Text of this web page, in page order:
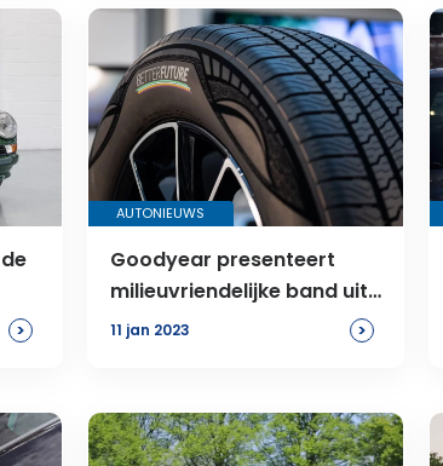
>
AUTONIEUWS
Goodyear presenteert
milieuvriendelijke band uit
soja olie
11 jan 2023 >